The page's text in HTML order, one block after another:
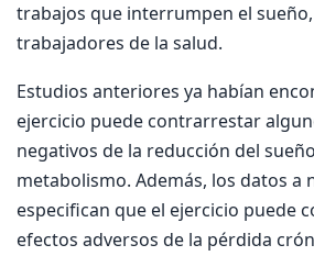
trabajos que interrumpen el
trabajadores de la salud.
Estudios anteriores ya habían
ejercicio puede contrarrestar
negativos de la reducción del
metabolismo. Además, los datos a
especifican que el ejercicio puede
efectos adversos de la pérdida